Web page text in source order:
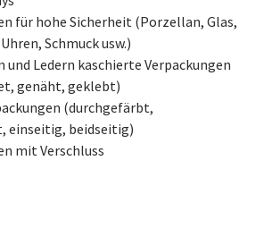
für hohe Sicherheit (Porzellan, Glas,
Schmuck usw.)
Ledern kaschierte Verpackungen
genäht, geklebt)
(durchgefärbt,
einseitig, beidseitig)
mit Verschluss